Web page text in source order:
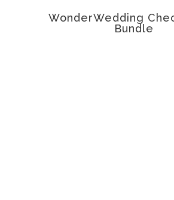
ANGEBOT!
WonderWedding
Bundle